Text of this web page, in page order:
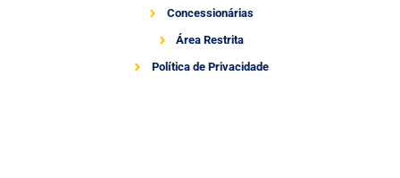
Concessionárias
Área Restrita
Política de Privacidade